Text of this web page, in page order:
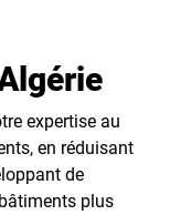
expertise au
en réduisant
de
plus